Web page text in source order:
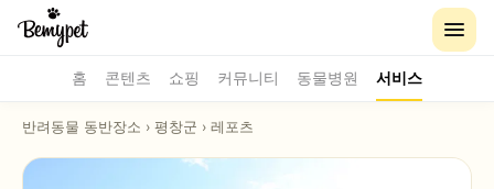
홈 콘텐츠 쇼핑 커뮤니티 동물병원 서비스
반려동물 동반장소 › 평창군 › 레포츠